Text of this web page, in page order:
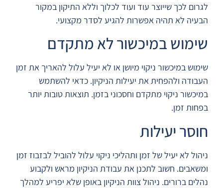
לגרום לכך שייוצר עוד ועוד לכלוך וללא התיקון במקור
הבעיה לא תהיה אפשרות להגיע לסדר מקצועי.
שימוש במיכשור לא מתקדם
שימוש במיכשור ניקוי מיושן או לא יעיל עלול להאריך את זמן
העבודה ולהפחית את יעילות הניקיון. כדאי להשתמש
במיכשור ניקוי מתקדם וחסכוני בזמן. תוצאות טובות יותר
בפחות זמן.
חוסר יעילות
ניהול לא יעיל של זמן ותהליכי ניקוי עלול להוביל לבזבוז זמן
ומשאבים. חשוב לתכנן את עבודת הניקיון מראש ולקבוע
נהלים ברורים. ניהול צוות הניקיון באופן שלא יפריע למהלך